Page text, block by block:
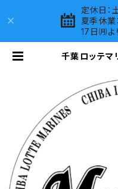
定休日：
夏季休業
17日㈪よ
千葉ロッテ